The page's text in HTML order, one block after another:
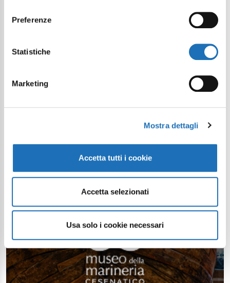
Preferenze
Statistiche
Marketing
Mostra dettagli
Accetta tutti i cookie
Accetta selezionati
Usa solo i cookie necessari
3 idee per una vacanza di benessere
Continua a esplorare
Il tuo viaggio digitale dentro Cesenatico